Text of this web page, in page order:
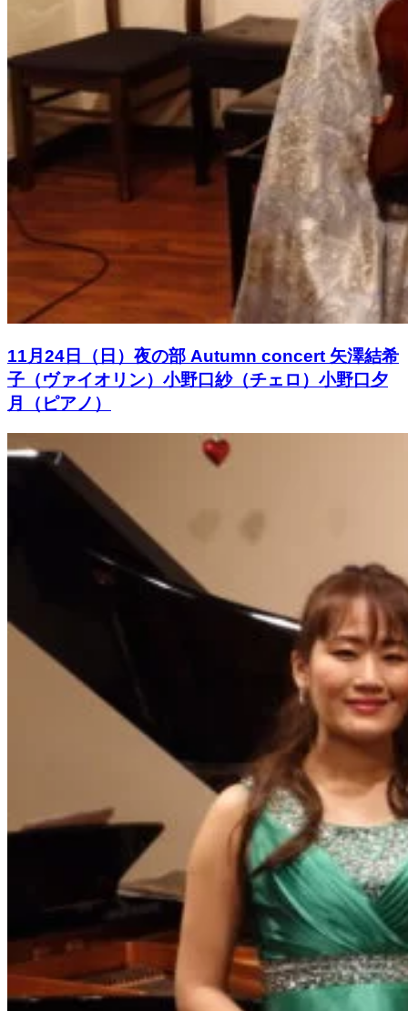
11月24日（日）夜の部 Autumn concert 矢澤結希
子（ヴァイオリン）小野口紗（チェロ）小野口夕
月（ピアノ）